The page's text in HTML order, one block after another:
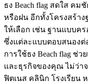
ธง Beach flag สดใส คม
หรือฝน อีกทั้งโครงสร้าง
ให้เลือก เช่น ฐานแบบค
ซึ่งแต่ละแบบตอบสนองต่
การใช้ธง Beach flag ช่
และธุรกิจของคุณ ไม่ว่า
ฟิตเนส คลินิก โรงเรียน